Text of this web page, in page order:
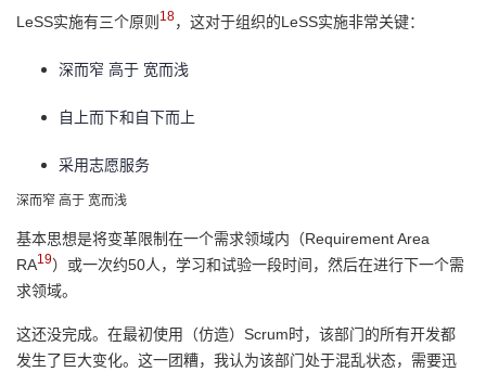
LeSS实施有三个原则 18，这对于组织的LeSS实施非常关键：
深而窄 高于 宽而浅
自上而下和自下而上
采用志愿服务
深而窄 高于 宽而浅
基本思想是将变革限制在一个需求领域内（Requirement Area
RA19）或一次约50人，学习和试验一段时间，然后在进行下一个需
求领域。
这还没完成。在最初使用（仿造）Scrum时，该部门的所有开发都
发生了巨大变化。这一团糟，我认为该部门处于混乱状态，需要迅